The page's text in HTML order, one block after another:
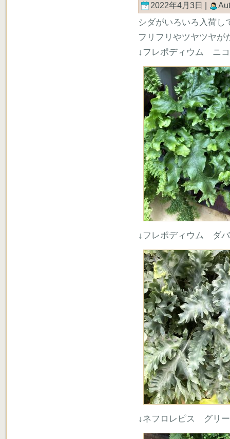
2022年4月3日 |
シダがいろいろ入荷し
フリフリやツヤツヤが
↓フレポディウム ニ
↓フレポディウム ダ
↓ネフロレピス グリ